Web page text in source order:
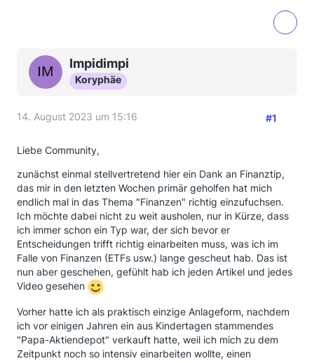
Impidimpi
Koryphäe
14. August 2023 um 15:16 #1
Liebe Community,
zunächst einmal stellvertretend hier ein Dank an Finanztip,
das mir in den letzten Wochen primär geholfen hat mich
endlich mal in das Thema "Finanzen" richtig einzufuchsen.
Ich möchte dabei nicht zu weit ausholen, nur in Kürze, dass
ich immer schon ein Typ war, der sich bevor er
Entscheidungen trifft richtig einarbeiten muss, was ich im
Falle von Finanzen (ETFs usw.) lange gescheut hab. Das ist
nun aber geschehen, gefühlt hab ich jeden Artikel und jedes
Video gesehen
Vorher hatte ich als praktisch einzige Anlageform, nachdem
ich vor einigen Jahren ein aus Kindertagen stammendes
"Papa-Aktiendepot" verkauft hatte, weil ich mich zu dem
Zeitpunkt noch so intensiv einarbeiten wollte, einen